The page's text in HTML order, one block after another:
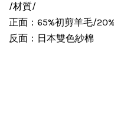
/材質/
正面：65%初剪羊毛/
反面：日本雙色紗棉